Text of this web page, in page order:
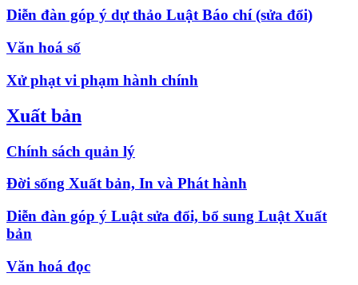
Diễn đàn góp ý dự thảo Luật Báo chí (sửa đổi)
Văn hoá số
Xử phạt vi phạm hành chính
Xuất bản
Chính sách quản lý
Đời sống Xuất bản, In và Phát hành
Diễn đàn góp ý Luật sửa đổi, bổ sung Luật Xuất
bản
Văn hoá đọc